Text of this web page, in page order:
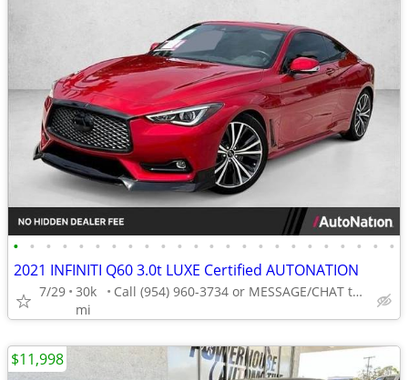
• • • • • • • • • • • • • • • • • • • • • • • •
2021 INFINITI Q60 3.0t LUXE Certified AUTONATION
7/29 30k
mi
Call (954) 960-3734 or MESSAGE/CHAT to confirm availability
$11,998